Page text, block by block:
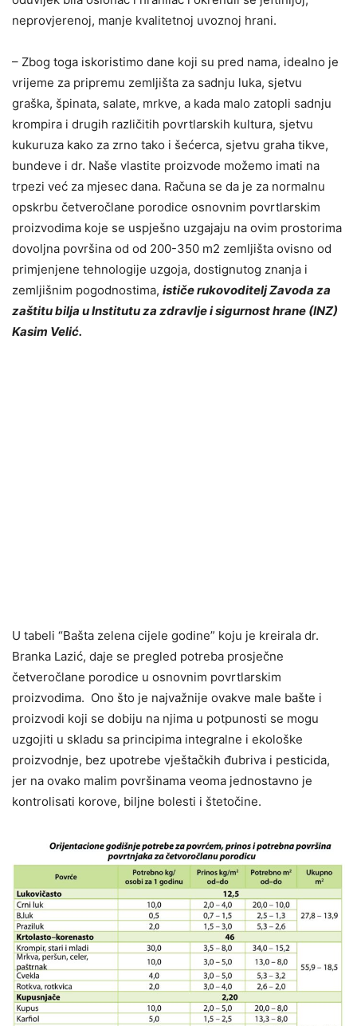
neprovjerenoj, manje kvalitetnoj uvoznoj hrani.
– Zbog toga iskoristimo dane koji su pred nama, idealno je
vrijeme za pripremu zemljišta za sadnju luka, sjetvu
graška, špinata, salate, mrkve, a kada malo zatopli sadnju
krompira i drugih različitih povrtlarskih kultura, sjetvu
kukuruza kako za zrno tako i šećerca, sjetvu graha tikve,
bundeve i dr. Naše vlastite proizvode možemo imati na
trpezi već za mjesec dana. Računa se da je za normalnu
opskrbu četveročlane porodice osnovnim povrtlarskim
proizvodima koje se uspješno uzgajaju na ovim prostorima
dovoljna površina od od 200-350 m2 zemljišta ovisno od
primjenjene tehnologije uzgoja, dostignutog znanja i
zemljišnim pogodnostima, ističe rukovoditelj Zavoda za
zaštitu bilja u Institutu za zdravlje i sigurnost hrane (INZ)
Kasim Velić.
U tabeli “Bašta zelena cijele godine” koju je kreirala dr.
Branka Lazić, daje se pregled potreba prosječne
četveročlane porodice u osnovnim povrtlarskim
proizvodima. Ono što je najvažnije ovakve male bašte i
proizvodi koji se dobiju na njima u potpunosti se mogu
uzgojiti u skladu sa principima integralne i ekološke
proizvodnje, bez upotrebe vještačkih đubriva i pesticida,
jer na ovako malim površinama veoma jednostavno je
kontrolisati korove, biljne bolesti i štetočine.